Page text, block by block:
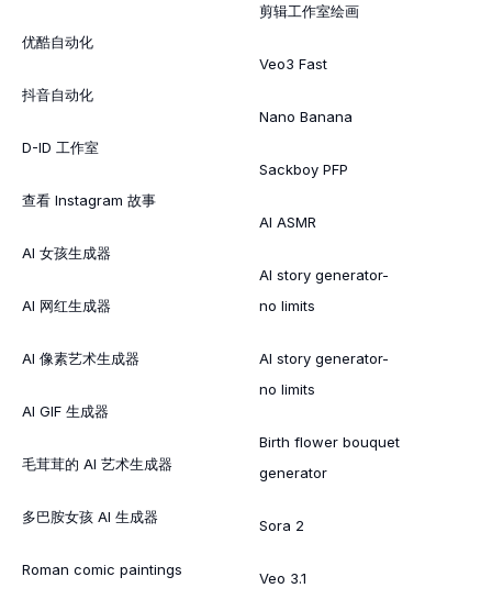
优酷自动化
抖音自动化
D-ID 工作室
查看 Instagram 故事
AI 女孩生成器
AI 网红生成器
AI 像素艺术生成器
AI GIF 生成器
毛茸茸的 AI 艺术生成器
多巴胺女孩 AI 生成器
Roman comic paintings
剪辑工作室绘画
Veo3 Fast
Nano Banana
Sackboy PFP
AI ASMR
AI story generator-
no limits
AI story generator-
no limits
Birth flower bouquet
generator
Sora 2
Veo 3.1